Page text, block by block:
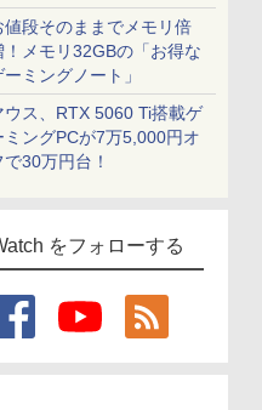
値段そのままでメモリ倍
！メモリ32GBの「お得な
ーミングノート」
ウス、RTX 5060 Ti搭載ゲ
ミングPCが7万5,000円オ
で30万円台！
をフォローする